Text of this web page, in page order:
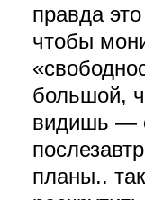
правда
чтобы
большой,
видишь —
планы..